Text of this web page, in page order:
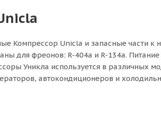
Компрессор Unicla и запасные части к
для фреонов: R-404a и R-134a. Питание
Уникла используется в различных
автокондиционеров и